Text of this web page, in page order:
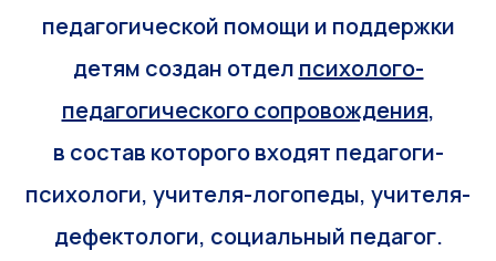
педагогической помощи и поддержки
детям создан отдел психолого-
педагогического сопровождения,
в состав которого входят педагоги-
психологи, учителя-логопеды, учителя-
дефектологи, социальный педагог.